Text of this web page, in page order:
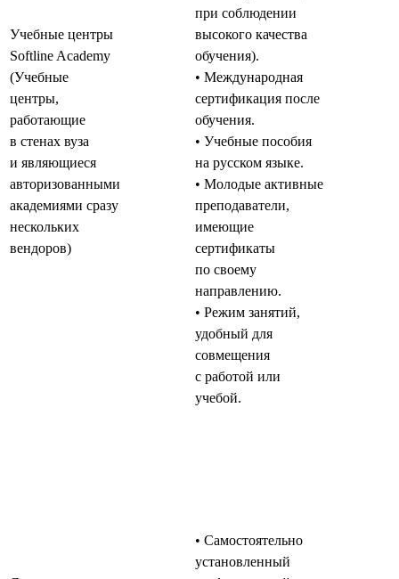
Учебные центры
Softline Academy
(Учебные
центры,
работающие
в стенах вуза
и являющиеся
авторизованными
академиями сразу
нескольких
вендоров)
при соблюдении
высокого качества
обучения).
• Международная
сертификация после
обучения.
• Учебные пособия
на русском языке.
• Молодые активные
преподаватели,
имеющие
сертификаты
по своему
направлению.
• Режим занятий,
удобный для
совмещения
с работой или
учебой.
• Самостоятельно
установленный